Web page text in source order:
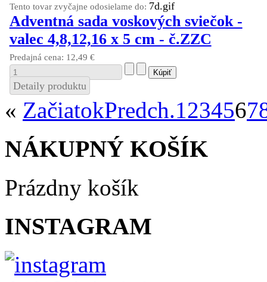
Tento tovar zvyčajne odosielame do:
Adventná sada voskových sviečok -
valec 4,8,12,16 x 5 cm - č.ZZC
Predajná cena: 12,49 €
Detaily produktu
« ZačiatokPredch.1234567
NÁKUPNÝ KOŠÍK
Prázdny košík
INSTAGRAM